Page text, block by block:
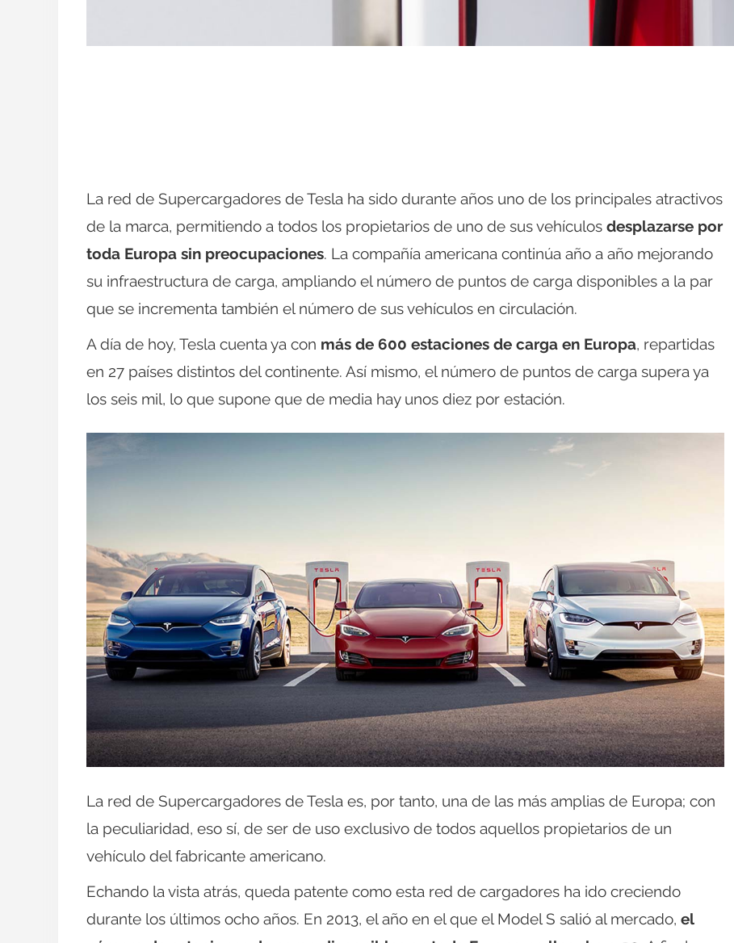
La red de Supercargadores de Tesla ha sido durante años uno de los principales atractivos
de la marca, permitiendo a todos los propietarios de uno de sus vehículos desplazarse por
toda Europa sin preocupaciones. La compañía americana continúa año a año mejorando
su infraestructura de carga, ampliando el número de puntos de carga disponibles a la par
que se incrementa también el número de sus vehículos en circulación.
A día de hoy, Tesla cuenta ya con más de 600 estaciones de carga en Europa, repartidas
en 27 países distintos del continente. Así mismo, el número de puntos de carga supera ya
los seis mil, lo que supone que de media hay unos diez por estación.
La red de Supercargadores de Tesla es, por tanto, una de las más amplias de Europa; con
la peculiaridad, eso sí, de ser de uso exclusivo de todos aquellos propietarios de un
vehículo del fabricante americano.
Echando la vista atrás, queda patente como esta red de cargadores ha ido creciendo
durante los últimos ocho años. En 2013, el año en el que el Model S salió al mercado, el